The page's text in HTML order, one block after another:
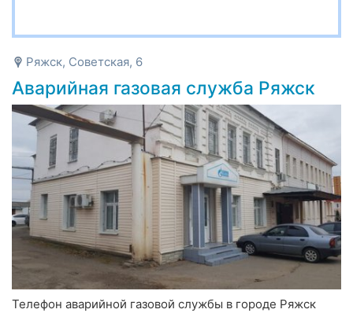
Ряжск, Советская, 6
Аварийная газовая служба Ряжск
Телефон аварийной газовой службы в городе Ряжск